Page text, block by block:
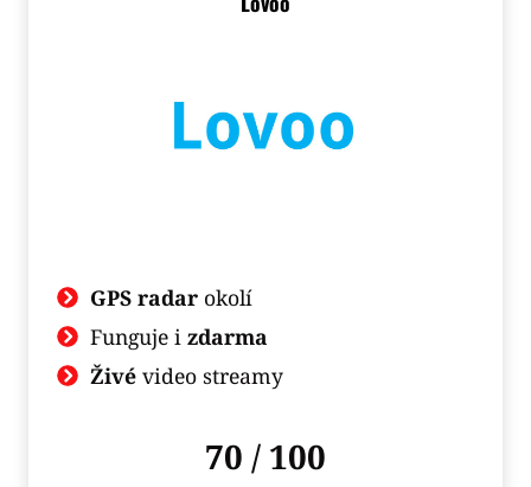
GPS radarokolí
Funguje i zdarma
Živévideo streamy
70 / 100